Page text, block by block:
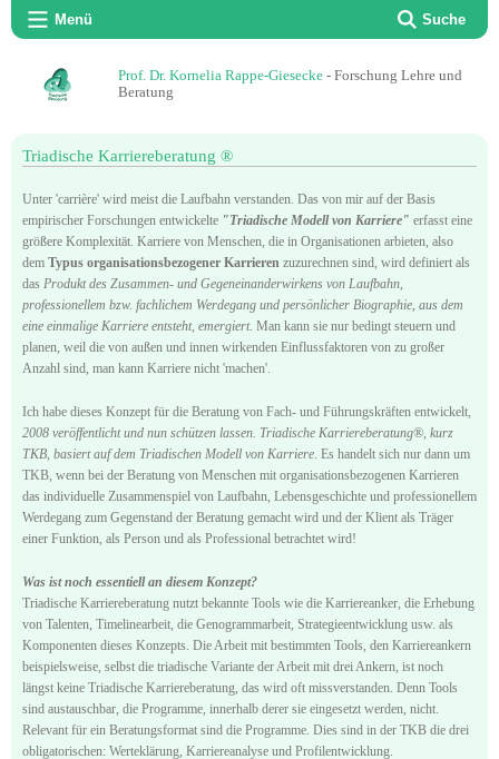
Menü Suche
Prof. Dr. Kornelia Rappe-Giesecke - Forschung Lehre und
Beratung
Triadische Karriereberatung ®
Unter 'carrière' wird meist die Laufbahn verstanden. Das von mir auf der Basis
empirischer Forschungen entwickelte "Triadische Modell von Karriere" erfasst eine
größere Komplexität. Karriere von Menschen, die in Organisationen arbieten, also
dem Typus organisationsbezogener Karrieren zuzurechnen sind, wird definiert als
das Produkt des Zusammen- und Gegeneinanderwirkens von Laufbahn,
professionellem bzw. fachlichem Werdegang und persönlicher Biographie aus dem
eine einmalige Karriere entsteht, emergiert. Man kann sie nur bedingt steuern und
planen, weil die von außen und innen wirkenden Einflussfaktoren von zu großer
Anzahl sind, man kann Karriere nicht 'machen'.
Ich habe dieses Konzept für die Beratung von Fach- und Führungskräften entwickelt,
2008 veröffentlicht und nun schützen lassen. Triadische Karriereberatung®, kurz
TKB, basiert auf dem Triadischen Modell von Karriere . Es handelt sich nur dann um
TKB, wenn bei der Beratung von Menschen mit organisationsbezogenen Karrieren
das individuelle Zusammenspiel von Laufbahn, Lebensgeschichte und professionellem
Werdegang zum Gegenstand der Beratung gemacht wird und der Klient als Träger
einer Funktion, als Person und als Professional betrachtet wird!
Was ist noch essentiell an diesem Konzept?
Triadische Karriereberatung nutzt bekannte Tools wie die Karriereanker, die Erhebung
von Talenten, Timelinearbeit, die Genogrammarbeit, Strategieentwicklung usw. als
Komponenten dieses Konzepts. Die Arbeit mit bestimmten Tools, den Karriereankern
beispielsweise, selbst die triadische Variante der Arbeit mit drei Ankern, ist noch
längst keine Triadische Karriereberatung, das wird oft missverstanden. Denn Tools
sind austauschbar, die Programme, innerhalb derer sie eingesetzt werden, nicht.
Relevant für ein Beratungsformat sind die Programme. Dies sind in der TKB die drei
obligatorischen: Werteklärung, Karriereanalyse und Profilentwicklung.